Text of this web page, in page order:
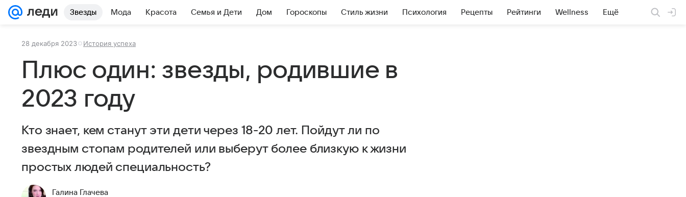
Звезды Мода Красота Семья и Дети Дом Гороскопы Стиль жизни Психология Рецепты Рейтинги Wellness Ещё
28 декабря 2023 История успеха
Плюс один: звезды, родившие в
2023 году
Кто знает, кем станут эти дети через 18-20 лет. Пойдут ли по
звездным стопам родителей или выберут более близкую к жизни
простых людей специальность?
Галина Глачева